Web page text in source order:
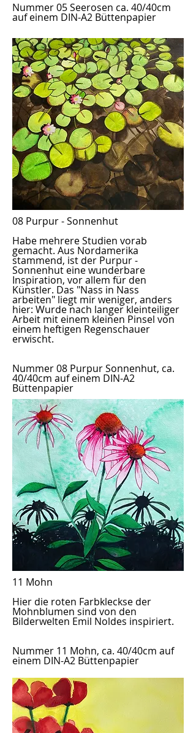
Nummer 05 Seerosen ca. 40/40cm
auf einem DIN-A2 Büttenpapier
08 Purpur - Sonnenhut
Habe mehrere Studien vorab
gemacht. Aus Nordamerika
stammend, ist der Purpur -
Sonnenhut eine wunderbare
Inspiration, vor allem für den
Künstler. Das "Nass in Nass
arbeiten" liegt mir weniger, anders
hier: Wurde nach langer kleinteiliger
Arbeit mit einem kleinen Pinsel von
einem heftigen Regenschauer
erwischt.
Nummer 08 Purpur Sonnenhut, ca.
40/40cm auf einem DIN-A2
Büttenpapier
11 Mohn
Hier die roten Farbkleckse der
Mohnblumen sind von den
Bilderwelten Emil Noldes inspiriert.
Nummer 11 Mohn, ca. 40/40cm auf
einem DIN-A2 Büttenpapier